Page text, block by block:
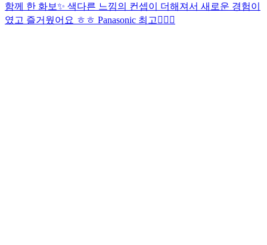
함께 한 화보✨ 색다른 느낌의 컨셉이 더해져서 새로운 경험이
였고 즐거웠어요 ㅎㅎ Panasonic 최고👍🏻💓